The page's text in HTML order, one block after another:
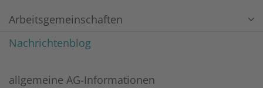
Arbeitsgemeinschaften
Nachrichtenblog
allgemeine AG-Informationen